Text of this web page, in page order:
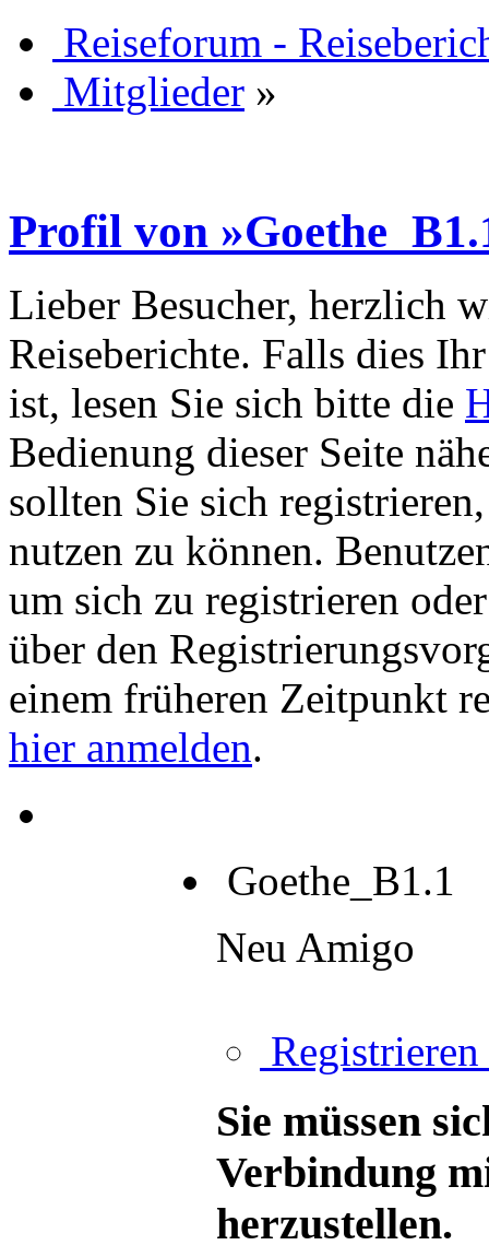
Reiseforum -
Mitglieder »
Profil von
Lieber Besucher, herzlich
Reiseberichte. Falls dies
ist, lesen Sie sich bitte die
Bedienung dieser Seite
sollten Sie sich
nutzen zu können.
um sich zu registrieren
über den
einem früheren Zeitpunkt
hier anmelden.
Goethe_B1.1
Neu Amigo
Sie müssen
Verbindung
herzustellen.